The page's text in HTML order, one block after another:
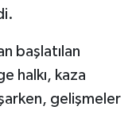
başlatılan
halkı, kaza
gelişmeler